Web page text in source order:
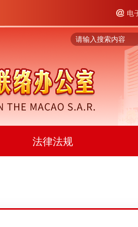
电
法律法规